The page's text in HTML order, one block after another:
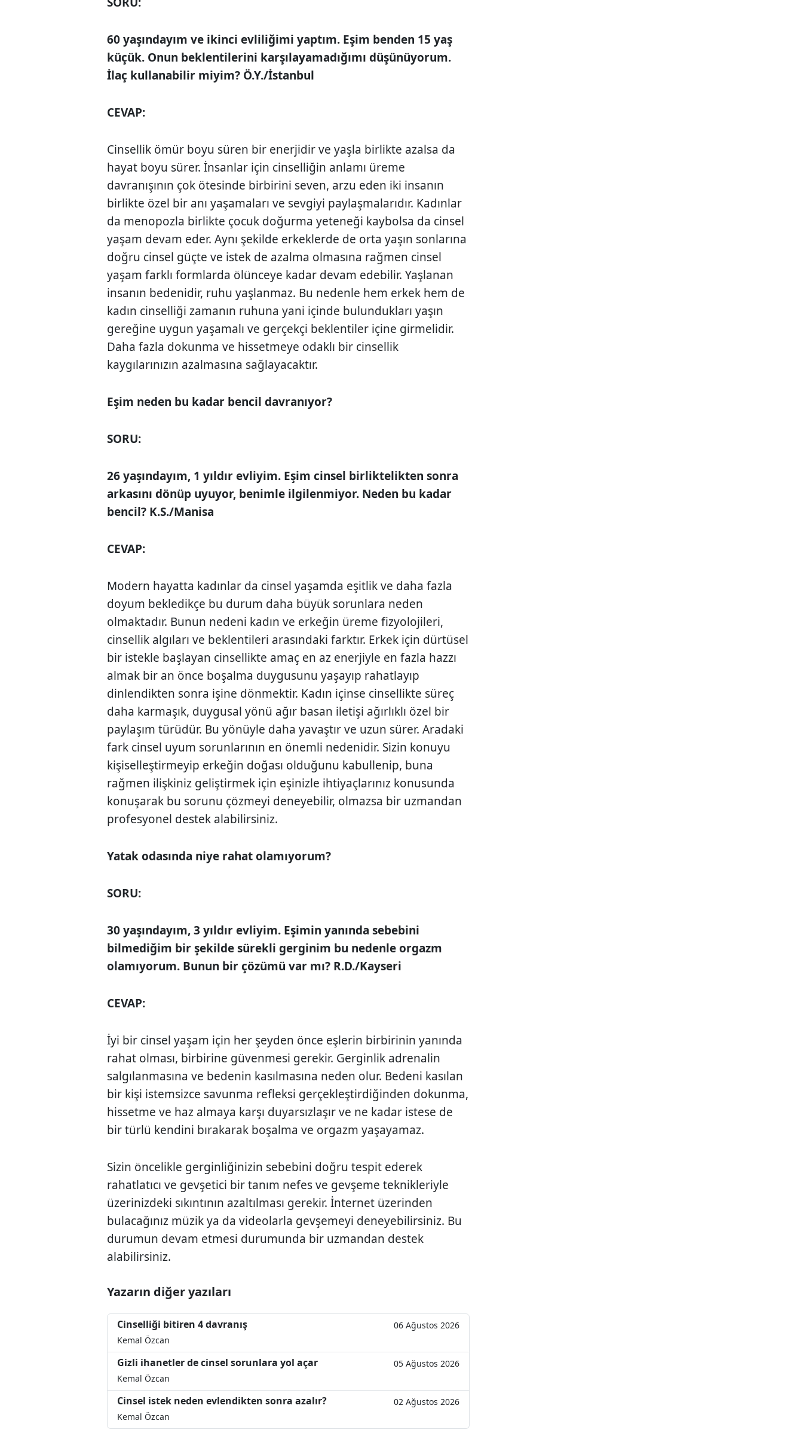
60 yaşındayım ve ikinci evliliğimi yaptım. Eşim benden 15 yaş
küçük. Onun beklen­tilerini karşılayamadığımı düşünüyorum.
İlaç kullanabilir miyim? Ö.Y./İstanbul
CEVAP:
Cinsellik ömür boyu süren bir enerjidir ve yaşla birlikte azalsa da
hayat boyu sürer. İnsanlar için cinselliğin anlamı üreme
davranışının çok ötesinde birbirini seven, arzu eden iki insanın
birlikte özel bir anı yaşamaları ve sevgiyi paylaşmalarıdır. Kadınlar
da menopozla birlikte çocuk doğurma yeteneği kaybolsa da cinsel
yaşam devam eder. Aynı şekilde erkeklerde de orta yaşın sonlarına
doğru cinsel güçte ve istek de azalma olmasına rağmen cinsel
yaşam farklı formlarda ölünceye kadar devam edebilir. Yaşlanan
insanın bedenidir, ruhu yaşlanmaz. Bu nedenle hem erkek hem de
kadın cinselliği zamanın ruhuna yani içinde bulundukları yaşın
gereğine uygun yaşamalı ve gerçekçi beklentiler içine girmelidir.
Daha fazla dokunma ve hissetmeye odaklı bir cinsellik
kaygılarınızın azalmasına sağlayacaktır.
Eşim neden bu kadar bencil davranıyor?
SORU:
26 yaşındayım, 1 yıldır evliyim. Eşim cinsel birliktelikten sonra
arkasını dönüp uyuyor, benimle ilgilenmiyor. Ne­den bu kadar
bencil? K.S./Manisa
CEVAP:
Modern hayatta kadınlar da cinsel yaşamda eşitlik ve daha fazla
doyum bekledikçe bu durum daha büyük sorunlara neden
olmaktadır. Bunun nedeni kadın ve erkeğin üreme fizyolojileri,
cinsellik algıları ve beklentileri arasındaki farktır. Erkek için dürtüsel
bir istekle başlayan cinsellikte amaç en az enerjiyle en fazla hazzı
almak bir an önce boşalma duygusunu yaşayıp rahatlayıp
dinlendikten sonra işine dönmektir. Kadın içinse cinsellikte süreç
daha karmaşık, duygusal yönü ağır basan iletişi ağırlıklı özel bir
paylaşım türüdür. Bu yönüyle daha yavaştır ve uzun sürer. Aradaki
fark cinsel uyum sorunlarının en önemli nedenidir. Sizin konuyu
kişiselleştirmeyip erkeğin doğası olduğunu kabullenip, buna
rağmen ilişkiniz geliştirmek için eşinizle ihtiyaçlarınız konusunda
konuşarak bu sorunu çözmeyi deneyebilir, olmazsa bir uzmandan
profesyonel destek alabilirsiniz.
Yatak odasında niye rahat olamıyorum?
SORU:
30 yaşındayım, 3 yıldır evliyim. Eşimin yanın­da sebebini
bilmediğim bir şekilde sürekli gerginim bu nedenle orgazm
olamıyorum. Bunun bir çözümü var mı? R.D./Kayseri
CEVAP:
İyi bir cinsel yaşam için her şeyden önce eşlerin birbirinin yanında
rahat olması, birbirine güvenmesi gerekir. Gerginlik adrenalin
salgılanmasına ve bedenin kasılmasına neden olur. Bedeni kasılan
bir kişi istemsizce savunma refleksi gerçekleştirdiğinden dokunma,
hissetme ve haz almaya karşı duyarsızlaşır ve ne kadar istese de
bir türlü kendini bırakarak boşalma ve orgazm yaşayamaz.
Sizin öncelikle gerginliğinizin sebebini doğru tespit ederek
rahatlatıcı ve gevşetici bir tanım nefes ve gevşeme teknikleriyle
üzerinizdeki sıkıntının azaltılması gerekir. İnternet üzerinden
bulacağınız müzik ya da videolarla gevşemeyi deneyebilirsiniz. Bu
durumun devam etmesi durumunda bir uzmandan destek
alabilirsiniz.
Yazarın diğer yazıları
Cinselliği bitiren 4 davranış
06 Ağustos 2026
Kemal Özcan
Gizli ihanetler de cinsel sorunlara yol açar
05 Ağustos 2026
Kemal Özcan
Cinsel istek neden evlendikten sonra azalır?
02 Ağustos 2026
Kemal Özcan